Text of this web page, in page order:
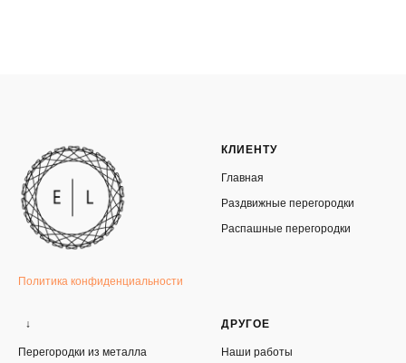
Политика конфиденциальности
КЛИЕНТУ
Главная
Раздвижные перегородки
Распашные перегородки
↓
Перегородки из металла
ДРУГОЕ
Наши работы